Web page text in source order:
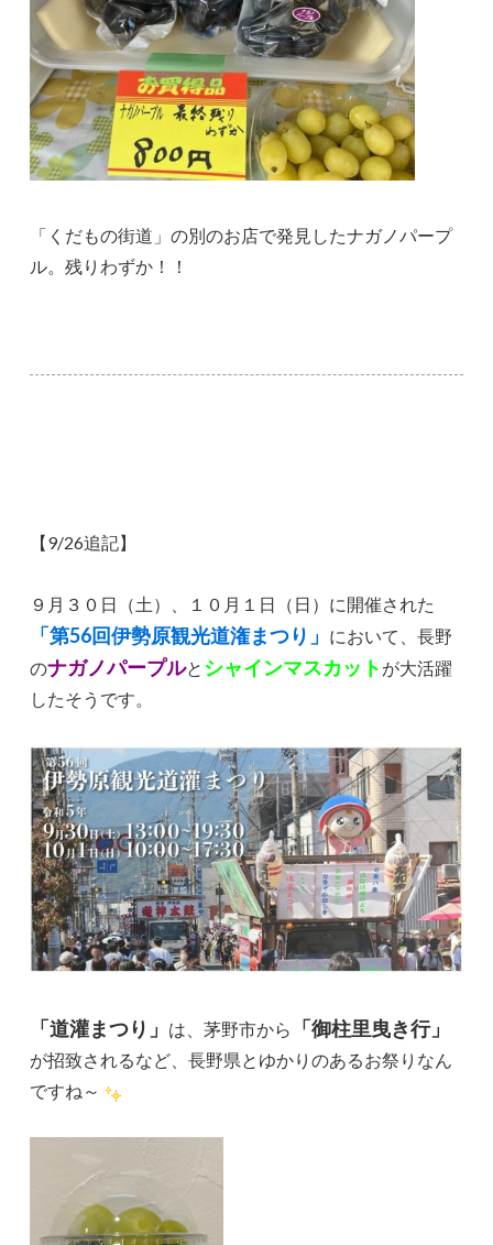
「くだもの街道」の別のお店で発見したナガノパープ
ル。残りわずか！！
【9/26追記】
９月３０日（土）、１０月１日（日）に開催された
「第56回伊勢原観光道潅まつり」 において、長野
のナガノパープルと シャインマスカット が大活躍
したそうです。
「道灌まつり」 は、茅野市から 「御柱里曳き行」
が招致されるなど、長野県とゆかりのあるお祭りなん
ですね～